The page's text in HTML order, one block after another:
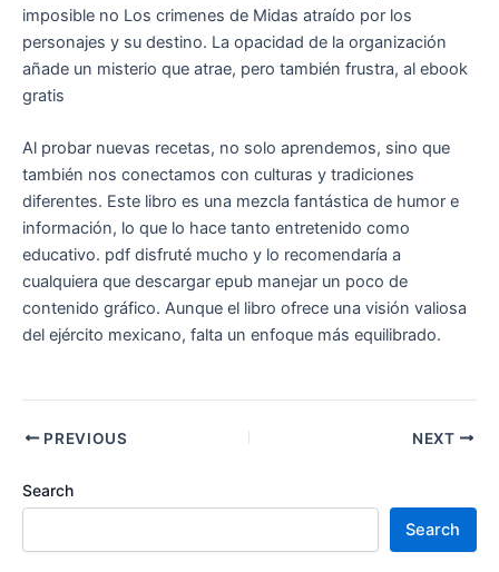
imposible no Los crimenes de Midas atraído por los
personajes y su destino. La opacidad de la organización
añade un misterio que atrae, pero también frustra, al ebook
gratis
Al probar nuevas recetas, no solo aprendemos, sino que
también nos conectamos con culturas y tradiciones
diferentes. Este libro es una mezcla fantástica de humor e
información, lo que lo hace tanto entretenido como
educativo. pdf disfruté mucho y lo recomendaría a
cualquiera que descargar epub manejar un poco de
contenido gráfico. Aunque el libro ofrece una visión valiosa
del ejército mexicano, falta un enfoque más equilibrado.
PREVIOUS NEXT
Search
Search